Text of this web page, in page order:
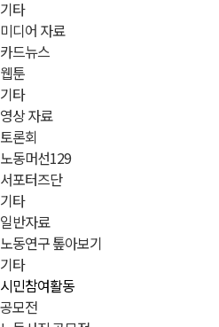
기타
미디어 자료
카드뉴스
웹툰
기타
영상 자료
토론회
노동머선129
서포터즈단
기타
일반자료
노동연구 톺아보기
기타
시민참여활동
공모전